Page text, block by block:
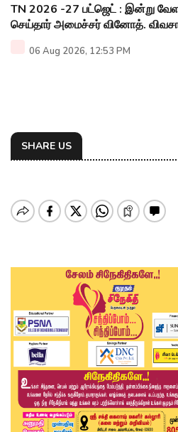
TN 2026 -27 பட்ஜெட் : இன்று
செய்தார் அமைச்சர் வினோத்.
06 Aug 2026, 12:53 PM
SHARE US